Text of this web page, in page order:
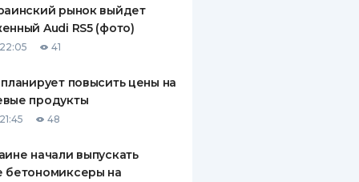
рынок выйдет
Audi RS5 (фото)
41
повысить цены на
продукты
48
начали выпускать
бетономиксеры на